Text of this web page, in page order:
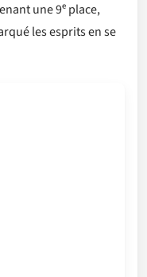
une 9ᵉ place,
les esprits en se